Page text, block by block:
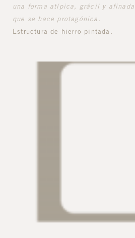
una forma atípica, grácil y
que se hace protagónica.
Estructura de hierro pintada.